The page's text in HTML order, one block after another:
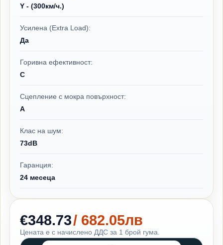
Y - (300км/ч.)
Усилена (Extra Load):
Да
Горивна ефективност:
C
Сцепление с мокра повърхност:
A
Клас на шум:
73dB
Гаранция:
24 месеца
€348.73/ 682.05лв
Цената е с начислено ДДС за 1 брой гума.